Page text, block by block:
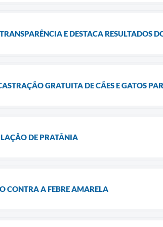
E DESTACA RESULTADOS
GRATUITA DE CÃES E GATOS
DE PRATÂNIA
CONTRA A FEBRE AMARELA